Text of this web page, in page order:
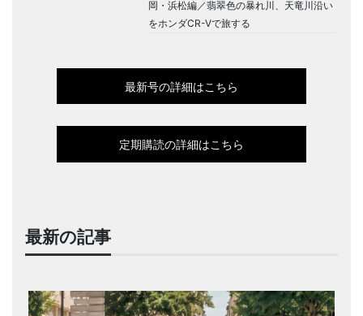
岡・浜松編／翡翠色の暴れ川、天竜川沿い
をホンダCR-Vで旅する
最新号の詳細はこちら
定期購読の詳細はこちら
最新の記事